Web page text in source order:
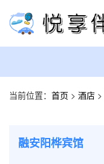
当前位置： 首页 > 酒店 >
融安阳桦宾馆